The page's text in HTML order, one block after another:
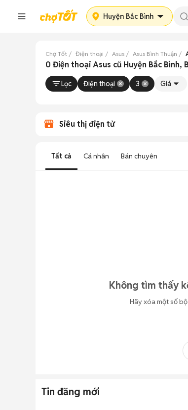
Huyện Bắc Bình
Chợ Tốt Điện thoại Asus Asus Bình Thuận
0 Điện thoại Asus cũ Huyện Bắc Bình,
Lọc Điện thoại 3 Giá
Siêu thị điện tử
Tất cả Cá nhân Bán chuyên
Không tìm thấy
Hãy xóa một số
Tin đăng mới